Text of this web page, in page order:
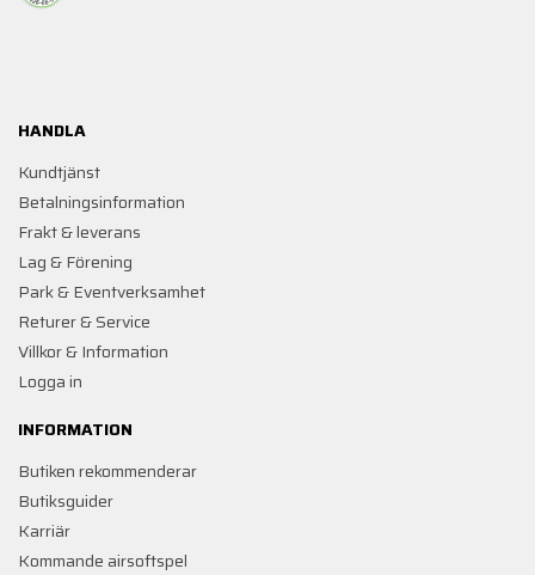
HANDLA
Kundtjänst
Betalningsinformation
Frakt & leverans
Lag & Förening
Park & Eventverksamhet
Returer & Service
Villkor & Information
Logga in
INFORMATION
Butiken rekommenderar
Butiksguider
Karriär
Kommande airsoftspel